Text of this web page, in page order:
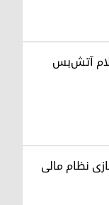
اعلام آتش‌بس
نوسازی نظام مالی